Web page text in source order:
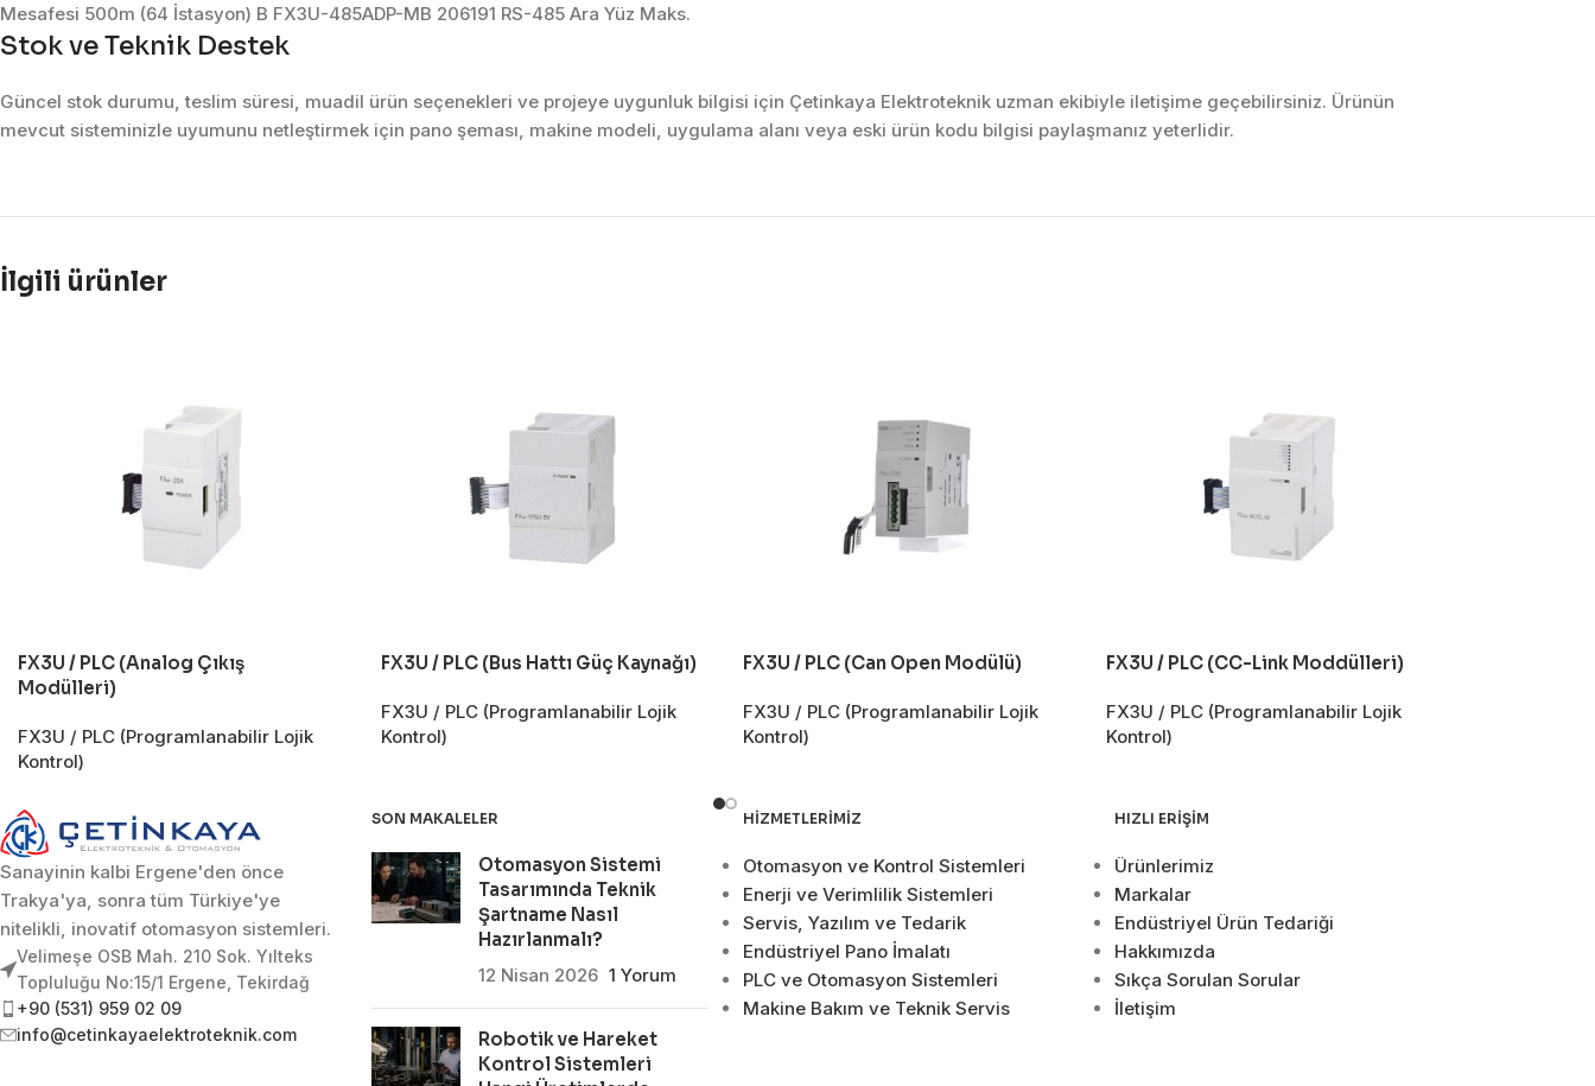
Mesafesi 500m (64 İstasyon) B FX3U-485ADP-MB 206191 RS-485 Ara Yüz Maks.
Stok ve Teknik Destek
Güncel stok durumu, teslim süresi, muadil ürün seçenekleri ve projeye uygunluk bilgisi için Çetinkaya Elektroteknik uzman ekibiyle iletişime geçebilirsiniz. Ürünün
mevcut sisteminizle uyumunu netleştirmek için pano şeması, makine modeli, uygulama alanı veya eski ürün kodu bilgisi paylaşmanız yeterlidir.
İlgili ürünler
FX3U / PLC (Analog Çıkış
Modülleri)
FX3U / PLC (Programlanabilir Lojik
Kontrol)
FX3U / PLC (Bus Hattı Güç Kaynağı)
FX3U / PLC (Programlanabilir Lojik
Kontrol)
FX3U / PLC (Can Open Modülü)
FX3U / PLC (Programlanabilir Lojik
Kontrol)
FX3U / PLC (CC-Link Moddülleri)
FX3U / PLC (Programlanabilir Lojik
Kontrol)
Sanayinin kalbi Ergene'den önce
Trakya'ya, sonra tüm Türkiye'ye
nitelikli, inovatif otomasyon sistemleri.
Velimeşe OSB Mah. 210 Sok. Yılteks
Topluluğu No:15/1 Ergene, Tekirdağ
+90 (531) 959 02 09
info@cetinkayaelektroteknik.com
SON MAKALELER
Otomasyon Sistemi
Tasarımında Teknik
Şartname Nasıl
Hazırlanmalı?
12 Nisan 2026 1 Yorum
Robotik ve Hareket
Kontrol Sistemleri
HIZMETLERIMIZ
Otomasyon ve Kontrol Sistemleri
Enerji ve Verimlilik Sistemleri
Servis, Yazılım ve Tedarik
Endüstriyel Pano İmalatı
PLC ve Otomasyon Sistemleri
Makine Bakım ve Teknik Servis
HIZLI ERIŞIM
Ürünlerimiz
Markalar
Endüstriyel Ürün Tedariği
Hakkımızda
Sıkça Sorulan Sorular
İletişim